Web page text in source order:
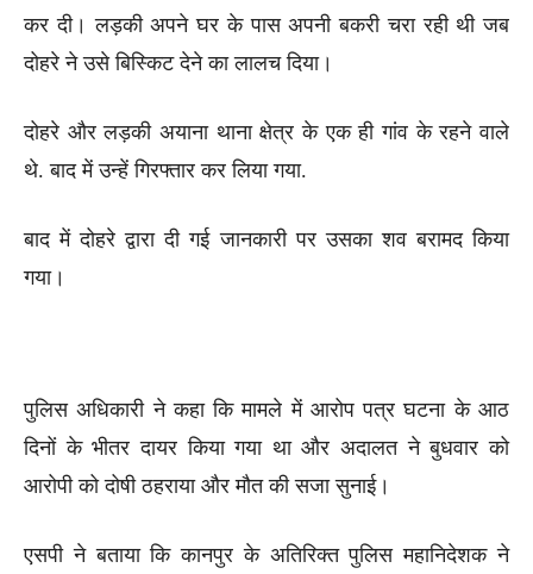
कर दी। लड़की अपने घर के पास अपनी बकरी चरा रही थी जब
दोहरे ने उसे बिस्किट देने का लालच दिया।
दोहरे और लड़की अयाना थाना क्षेत्र के एक ही गांव के रहने वाले
थे. बाद में उन्हें गिरफ्तार कर लिया गया.
बाद में दोहरे द्वारा दी गई जानकारी पर उसका शव बरामद किया
गया।
पुलिस अधिकारी ने कहा कि मामले में आरोप पत्र घटना के आठ
दिनों के भीतर दायर किया गया था और अदालत ने बुधवार को
आरोपी को दोषी ठहराया और मौत की सजा सुनाई।
एसपी ने बताया कि कानपुर के अतिरिक्त पुलिस महानिदेशक ने